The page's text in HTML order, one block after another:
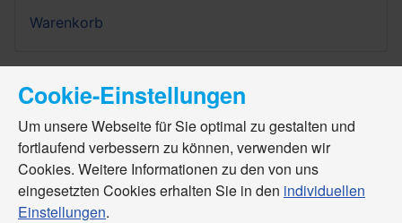
Warenkorb
Cookie-Einstellungen
Um unsere Webseite für Sie optimal zu gestalten und
fortlaufend verbessern zu können, verwenden wir
Cookies. Weitere Informationen zu den von uns
eingesetzten Cookies erhalten Sie in den individuellen
Einstellungen.